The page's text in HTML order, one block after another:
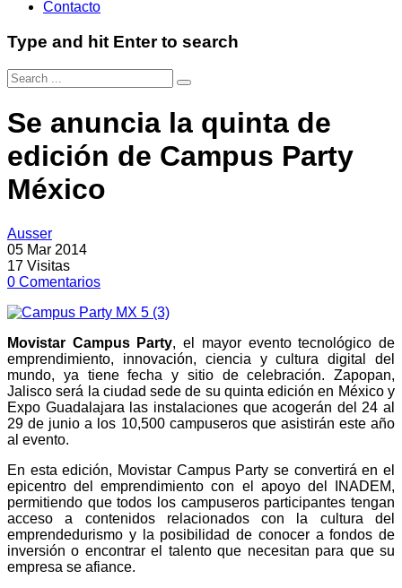
Contacto
Type and hit Enter to search
Se anuncia la quinta de
edición de Campus Party
México
Ausser
05 Mar 2014
17 Visitas
0 Comentarios
Movistar Campus Party, el mayor evento tecnológico de
emprendimiento, innovación, ciencia y cultura digital del
mundo, ya tiene fecha y sitio de celebración. Zapopan,
Jalisco será la ciudad sede de su quinta edición en México y
Expo Guadalajara las instalaciones que acogerán del 24 al
29 de junio a los 10,500 campuseros que asistirán este año
al evento.
En esta edición, Movistar Campus Party se convertirá en el
epicentro del emprendimiento con el apoyo del INADEM,
permitiendo que todos los campuseros participantes tengan
acceso a contenidos relacionados con la cultura del
emprendedurismo y la posibilidad de conocer a fondos de
inversión o encontrar el talento que necesitan para que su
empresa se afiance.